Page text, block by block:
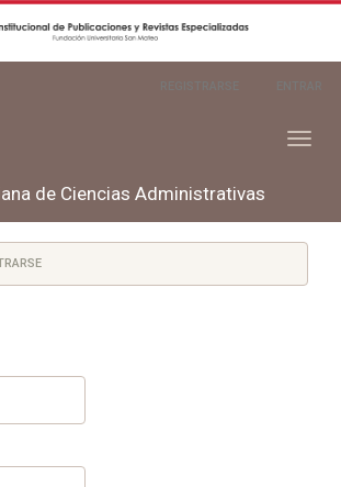
Toggle
de Ciencias Administrativas